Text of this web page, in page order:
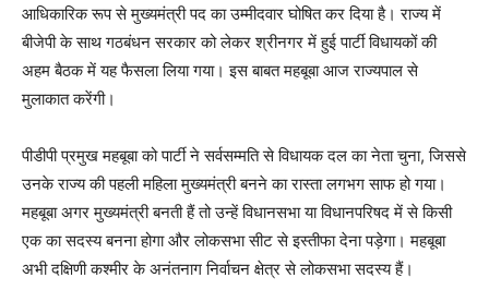
आधिकारिक रूप से मुख्यमंत्री पद का उम्मीदवार घोषित कर दिया है। राज्य में
बीजेपी के साथ गठबंधन सरकार को लेकर श्रीनगर में हुई पार्टी विधायकों की
अहम बैठक में यह फैसला लिया गया। इस बाबत महबूबा आज राज्यपाल से
मुलाकात करेंगी।
पीडीपी प्रमुख महबूबा को पार्टी ने सर्वसम्मति से विधायक दल का नेता चुना, जिससे
उनके राज्य की पहली महिला मुख्यमंत्री बनने का रास्ता लगभग साफ हो गया।
महबूबा अगर मुख्यमंत्री बनती हैं तो उन्हें विधानसभा या विधानपरिषद में से किसी
एक का सदस्य बनना होगा और लोकसभा सीट से इस्तीफा देना पड़ेगा। महबूबा
अभी दक्षिणी कश्मीर के अनंतनाग निर्वाचन क्षेत्र से लोकसभा सदस्य हैं।